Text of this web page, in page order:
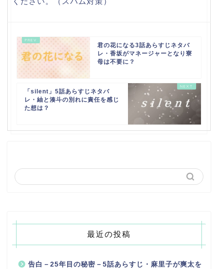
君の花になる3話あらすじネタバ
レ・香坂がマネージャーとなり寮
母は不要に？
「silent」5話あらすじネタバ
レ・紬と湊斗の別れに責任を感じ
た想は？
最近の投稿
告白－25年目の秘密－5話あらすじ・麻里子が爽太を